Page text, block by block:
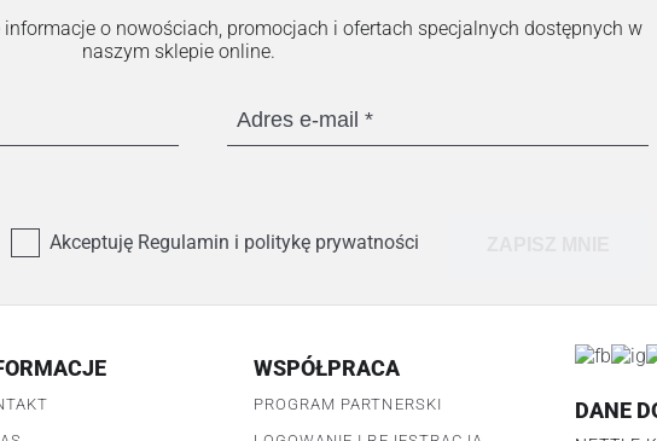
o nowościach, promocjach i ofertach specjalnych dostępnych w
naszym sklepie online.
Adres e-mail
Akceptuję Regulamin i politykę prywatności
WSPÓŁPRACA
PROGRAM PARTNERSKI
DANE